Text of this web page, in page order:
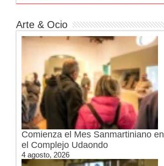
Arte & Ocio
Comienza el Mes Sanmartiniano en
el Complejo Udaondo
4 agosto, 2026